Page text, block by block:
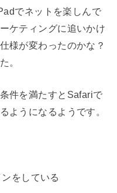
でネットを楽しんで
ケティングに追いかけ
様が変わったのかな？
。
件を満たすとSafariで
ようになるようです。
をしている